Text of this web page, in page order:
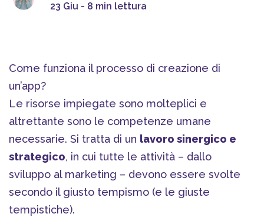
23 Giu - 8 min lettura
Come funziona il processo di creazione di
un’app?
Le risorse impiegate sono molteplici e
altrettante sono le competenze umane
necessarie. Si tratta di un lavoro sinergico e
strategico, in cui tutte le attività – dallo
sviluppo al marketing – devono essere svolte
secondo il giusto tempismo (e le giuste
tempistiche).